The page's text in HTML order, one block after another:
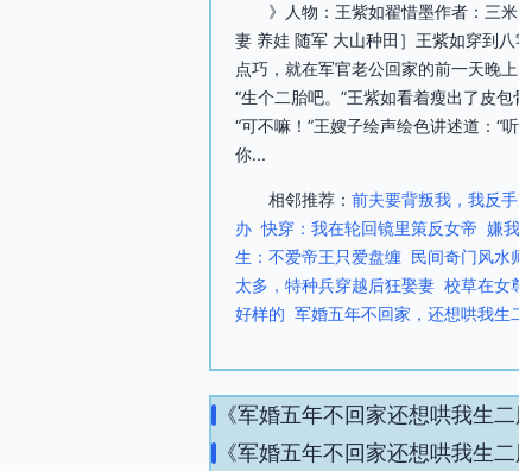
》人物：王紫如翟惜墨作者：三
妻 养娃 随军 大山种田］王紫如穿到
点巧，就在军官老公回家的前一天晚
“生个二胎吧。”王紫如看着瘦出了
“可不嘛！”王嫂子绘声绘色讲述道：“
你...
相邻推荐： 前夫要背叛我，我反
办 快穿：我在轮回镜里策反女帝 嫌
生：不爱帝王只爱盘缠 民间奇门风水
太多，特种兵穿越后狂娶妻 校草在女
好样的 军婚五年不回家，还想哄我生
《军婚五年不回家还想哄我生
《军婚五年不回家还想哄我生